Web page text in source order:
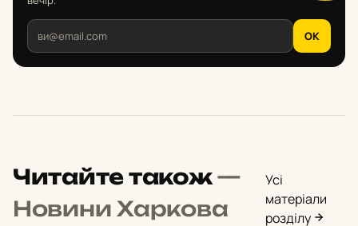
OK
Читайте також—
Новини Харкова
Усі
матеріали
розділу